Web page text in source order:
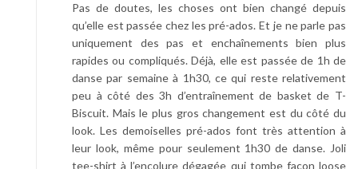
Pas de doutes, les choses ont bien changé depuis
qu’elle est passée chez les pré-ados. Et je ne parle pas
uniquement des pas et enchaînements bien plus
rapides ou compliqués. Déjà, elle est passée de 1h de
danse par semaine à 1h30, ce qui reste relativement
peu à côté des 3h d’entraînement de basket de T-
Biscuit. Mais le plus gros changement est du côté du
look. Les demoiselles pré-ados font très attention à
leur look, même pour seulement 1h30 de danse. Joli
tee-shirt à l’encolure dégagée qui tombe façon loose